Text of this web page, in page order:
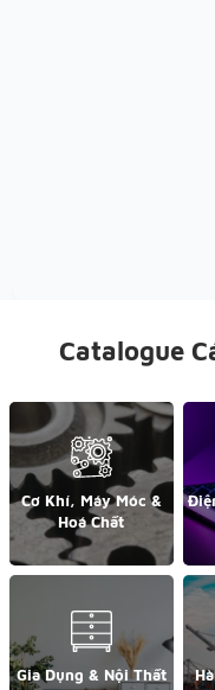
Catalogue
Cơ Khí, Máy Móc &
Hoá Chất
Gia Dụng & Nội Thất